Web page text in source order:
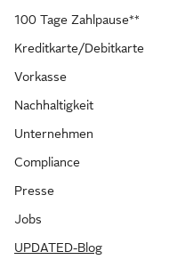
100 Tage Zahlpause**
Kreditkarte/Debitkarte
Vorkasse
Nachhaltigkeit
Unternehmen
Compliance
Presse
Jobs
UPDATED-Blog